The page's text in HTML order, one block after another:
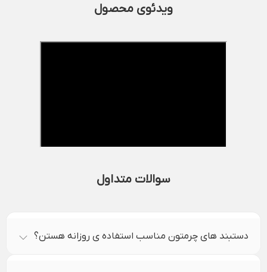
ویدئوی محصول
سوالات متداول
دستبند های چرمتون مناسب استفاده ی روزانه هستن؟